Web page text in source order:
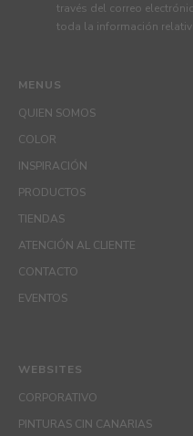
MENUS
QUIEN SOMOS
COLOR
INSPIRACIÓN
PRODUCTOS
TIENDAS
ATENCIÓN AL CLIENTE
CONTACTO
EVENTOS
través del correo
toda la información
WEBSITES
CORPORATIVO
PINTURAS CIN CANARIAS